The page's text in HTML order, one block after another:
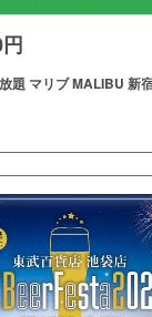
題 マリブ MALIBU 新